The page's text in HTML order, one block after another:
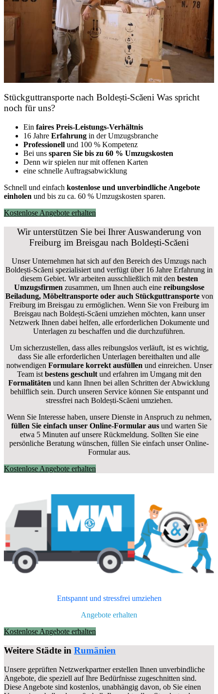
Stückguttransporte nach Boldești-Scăeni Was spricht
noch für uns?
Ein faires Preis-Leistungs-Verhältnis
16 Jahre Erfahrung in der Umzugsbranche
Professionell und 100 % Kompetenz
Bei uns sparen Sie bis zu 60 % Umzugskosten
Denn wir spielen nur mit offenen Karten
eine schnelle Auftragsabwicklung
Schnell und einfach kostenlose und unverbindliche Angebote
einholen und bis zu ca. 60 % Umzugskosten sparen.
Kostenlose Angebote erhalten
Wir unterstützen Sie bei Ihrer Auswanderung von
Freiburg im Breisgau nach Boldești-Scăeni
Unser Unternehmen hat sich auf den Bereich des Umzugs nach
Boldești-Scăeni spezialisiert und verfügt über 16 Jahre Erfahrung in
diesem Gebiet. Wir arbeiten ausschließlich mit den besten
Umzugsfirmen zusammen, um Ihnen auch eine reibungslose
Beiladung, Möbeltransporte oder auch Stückguttransporte von
Freiburg im Breisgau zu ermöglichen. Wenn Sie von Freiburg im
Breisgau nach Boldești-Scăeni umziehen möchten, kann unser
Netzwerk Ihnen dabei helfen, alle erforderlichen Dokumente und
Unterlagen zu beschaffen und die durchzuführen.
Um sicherzustellen, dass alles reibungslos verläuft, ist es wichtig,
dass Sie alle erforderlichen Unterlagen bereithalten und alle
notwendigen Formulare korrekt ausfüllen und einreichen. Unser
Team istbestens geschultund erfahren im Umgang mit den
Formalitäten und kann Ihnen bei allen Schritten der Abwicklung
behilflich sein. Durch unseren Service können Sie entspannt und
stressfrei nach Boldești-Scăeni umziehen.
Wenn Sie Interesse haben, unsere Dienste in Anspruch zu nehmen,
füllen Sie einfach unser Online-Formular ausund warten Sie
etwa 5 Minuten auf unsere Rückmeldung. Sollten Sie eine
persönliche Beratung wünschen, füllen Sie einfach unser Online-
Formular aus.
Kostenlose Angebote erhalten
Entspannt und stressfrei umziehen
Angebote erhalten
Kostenlose Angebote erhalten
Weitere Städte in Rumänien
Unsere geprüften Netzwerkpartner erstellen Ihnen unverbindliche
Angebote, die speziell auf Ihre Bedürfnisse zugeschnitten sind.
Diese Angebote sind kostenlos, unabhängig davon, ob Sie einen